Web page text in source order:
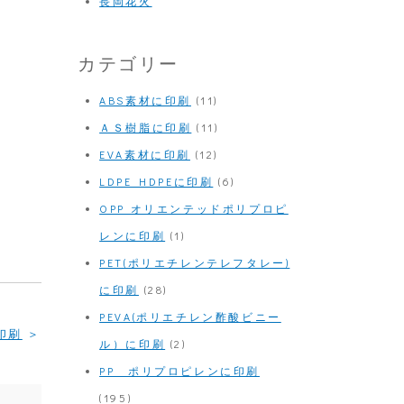
刷
カテゴリー
ABS素材に印刷 (11)
ＡＳ樹脂に印刷 (11)
EVA素材に印刷 (12)
LDPE HDPEに印刷 (6)
OPP オリエンテッドポリプロピ
レンに印刷 (1)
PET(ポリエチレンテレフタレー)
に印刷 (28)
PEVA(ポリエチレン酢酸ビニー
ル）に印刷 (2)
PP ポリプロピレンに印刷
(195)